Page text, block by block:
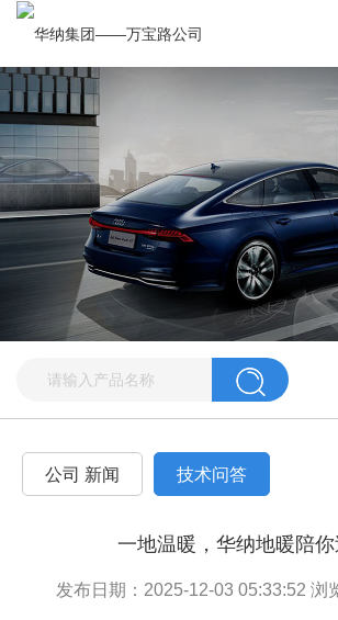
公司 新闻 技术问答
一地温暖，华纳地暖陪
发布日期：2025-12-03 05:33:52 浏